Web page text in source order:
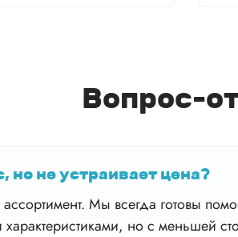
Вопрос-
но не устраивает цена?
Мы всегда готовы
но с меньшей